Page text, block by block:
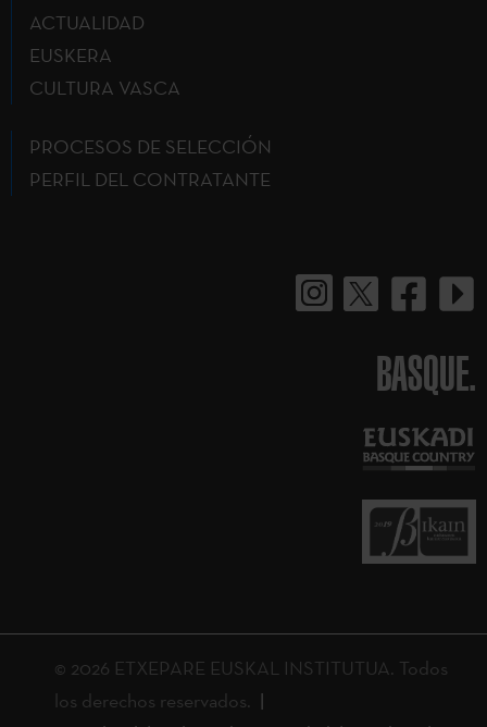
ACTUALIDAD
EUSKERA
CULTURA VASCA
PROCESOS DE SELECCIÓN
PERFIL DEL CONTRATANTE
BASQUE.
© 2026 ETXEPARE EUSKAL INSTITUTUA. Todos
los derechos reservados.